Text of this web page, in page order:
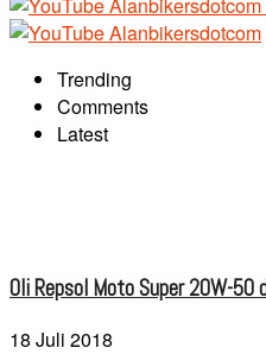
Trending
Comments
Latest
Oli Repsol Moto Super 20W-50
18 Juli 2018